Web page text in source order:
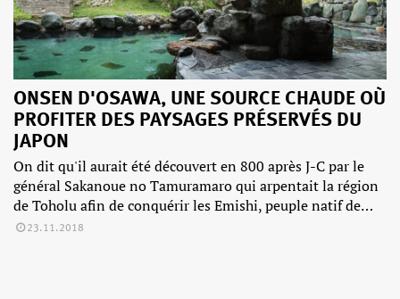
ONSEN D'OSAWA, UNE SOURCE CHAUDE OÙ
PROFITER DES PAYSAGES PRÉSERVÉS DU
JAPON
On dit qu'il aurait été découvert en 800 après J-C par le
général Sakanoue no Tamuramaro qui arpentait la région
de Toholu afin de conquérir les Emishi, peuple natif de…
23.11.2018